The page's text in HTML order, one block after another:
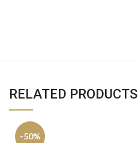
RELATED PRODUCTS
-50%